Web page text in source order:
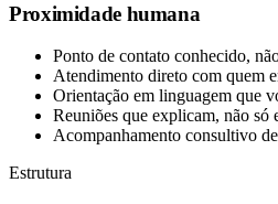
Proximidade humana
Ponto de contato conhecido,
Atendimento direto com quem
Orientação em linguagem que
Reuniões que explicam, não só
Acompanhamento consultivo
Estrutura